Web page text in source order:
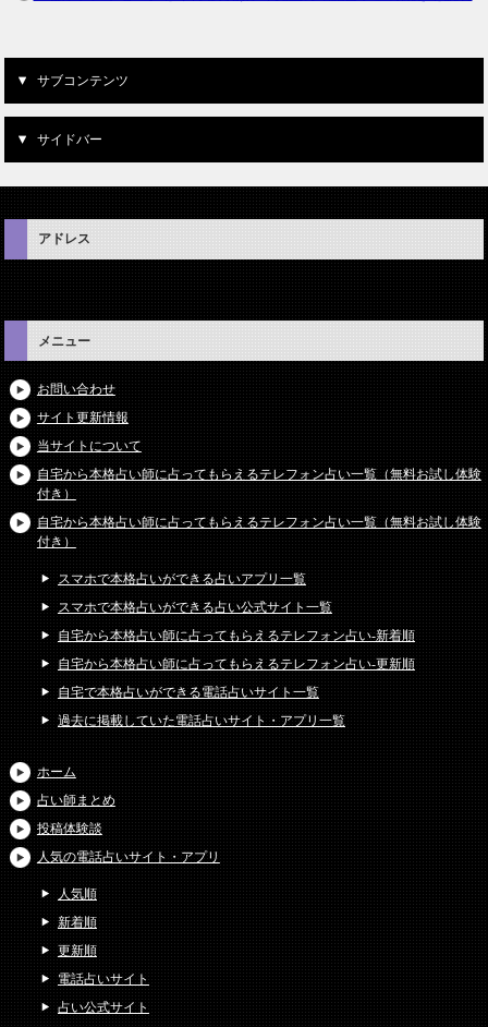
サブコンテンツ
サイドバー
アドレス
メニュー
お問い合わせ
サイト更新情報
当サイトについて
自宅から本格占い師に占ってもらえるテレフォン占い一覧（無料お試し体験
付き）
自宅から本格占い師に占ってもらえるテレフォン占い一覧（無料お試し体験
付き）
スマホで本格占いができる占いアプリ一覧
スマホで本格占いができる占い公式サイト一覧
自宅から本格占い師に占ってもらえるテレフォン占い-新着順
自宅から本格占い師に占ってもらえるテレフォン占い-更新順
自宅で本格占いができる電話占いサイト一覧
過去に掲載していた電話占いサイト・アプリ一覧
ホーム
占い師まとめ
投稿体験談
人気の電話占いサイト・アプリ
人気順
新着順
更新順
電話占いサイト
占い公式サイト